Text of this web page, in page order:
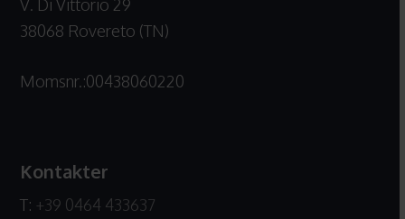
V. Di Vittorio 29
38068 Rovereto (TN)
Momsnr.:00438060220
Kontakter
T: +39 0464 433637